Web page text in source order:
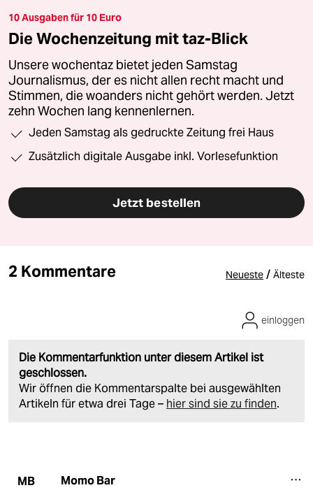
10 Ausgaben für 10 Euro
Die Wochenzeitung mit taz-Blick
Unsere wochentaz bietet jeden Samstag
Journalismus, der es nicht allen recht macht und
Stimmen, die woanders nicht gehört werden. Jetzt
zehn Wochen lang kennenlernen.
Jeden Samstag als gedruckte Zeitung frei Haus
Zusätzlich digitale Ausgabe inkl. Vorlesefunktion
Jetzt bestellen
2 Kommentare Neueste / Älteste
Die Kommentarfunktion unter diesem Artikel ist
geschlossen.
Wir öffnen die Kommentarspalte bei ausgewählten
Artikeln für etwa drei Tage – hier sind sie zu finden.
einloggen
MB Momo Bar